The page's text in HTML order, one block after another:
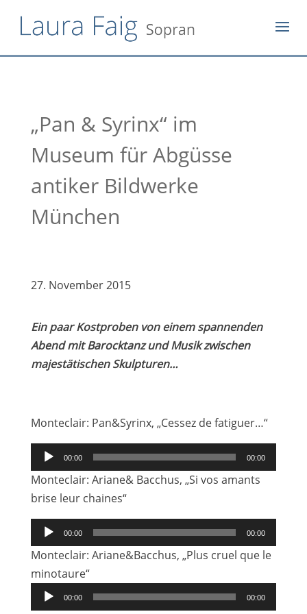
„Pan & Syrinx“ im
Museum für Abgüsse
antiker Bildwerke
München
27. November 2015
Ein paar Kostproben von einem spannenden
Abend mit Barocktanz und Musik zwischen
majestätischen Skulpturen…
Monteclair: Pan&Syrinx, „Cessez de fatiguer…“
Audio-
Player
00:00 00:00
Monteclair: Ariane& Bacchus, „Si vos amants
brise leur chaines“
Audio-
Player
00:00 00:00
Monteclair: Ariane&Bacchus, „Plus cruel que le
minotaure“
Audio-
Player
00:00 00:00